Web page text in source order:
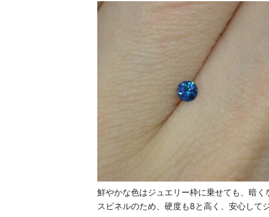
鮮やかな色はジュエリー枠に乗せても、暗
スピネルのため、硬度も8と高く、安心して